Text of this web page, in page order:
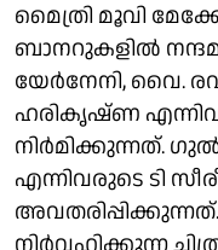
മൈത്രി മൂവി
ബാനറുകളിൽ
യേർനേനി, വൈ.
ഹരികൃഷ്ണ
നിർമിക്കുന്നത്.
എന്നിവരുടെ ടി